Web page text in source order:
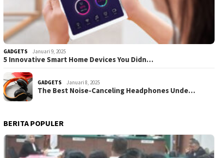
GADGETS Januari 9, 2025
5 Innovative Smart Home Devices You Didn…
GADGETS Januari 8, 2025
The Best Noise-Canceling Headphones Unde…
BERITA POPULER